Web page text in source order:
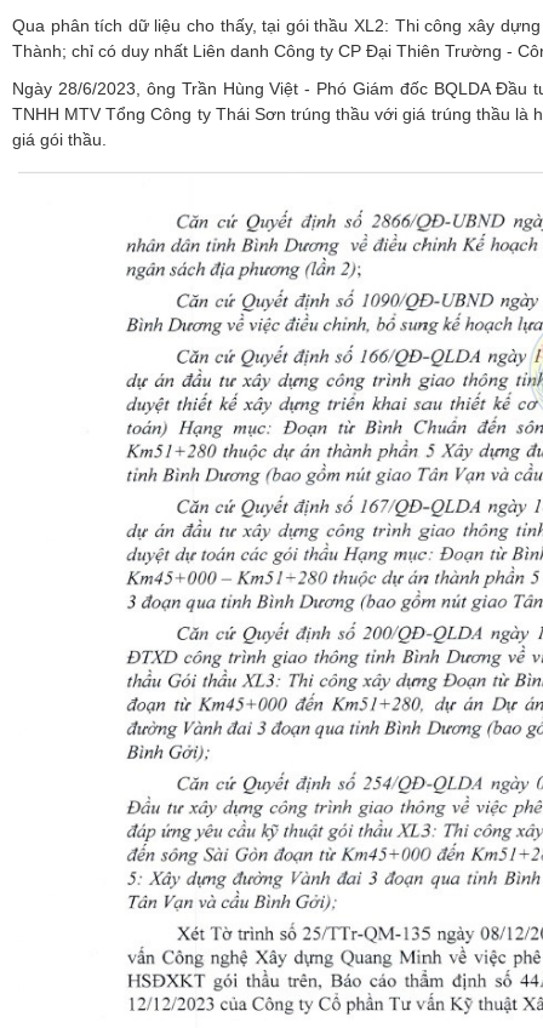
Qua phân tích dữ liệu cho thấy, tại gói thầu XL2: Thi công xây
Thành; chỉ có duy nhất Liên danh Công ty CP Đại Thiên Trường -
Ngày 28/6/2023, ông Trần Hùng Việt - Phó Giám đốc BQLDA
TNHH MTV Tổng Công ty Thái Sơn trúng thầu với giá trúng thầu
giá gói thầu.